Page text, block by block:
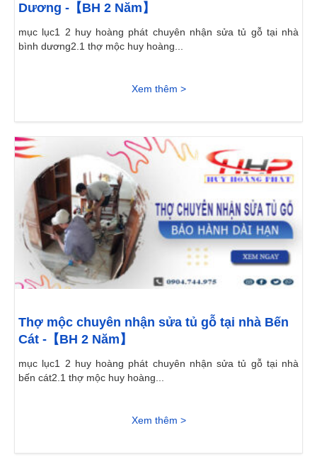
Dương -【BH 2 Năm】
mục lục1 2 huy hoàng phát chuyên nhận sửa tủ gỗ tại nhà
bình dương2.1 thợ mộc huy hoàng...
Xem thêm >
Thợ mộc chuyên nhận sửa tủ gỗ tại nhà Bến
Cát -【BH 2 Năm】
mục lục1 2 huy hoàng phát chuyên nhận sửa tủ gỗ tại nhà
bến cát2.1 thợ mộc huy hoàng...
Xem thêm >